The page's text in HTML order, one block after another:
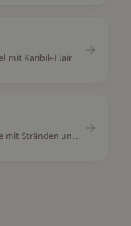
mit Karibik-Flair
Sonnige Mittelmeerküste mit Stränden und Golfresorts